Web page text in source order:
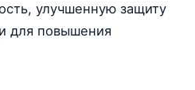
улучшенную защиту
для повышения